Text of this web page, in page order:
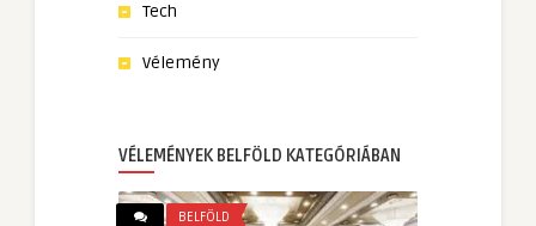
Tech
Vélemény
VÉLEMÉNYEK BELFÖLD KATEGÓRIÁBAN
BELFÖLD